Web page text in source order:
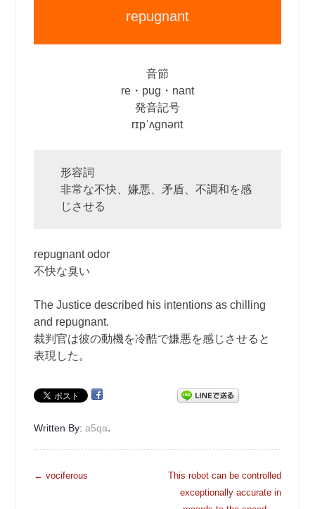
repugnant
音節
re・pug・nant
発音記号
rɪpˈʌgnənt
形容詞
非常な不快、嫌悪、矛盾、不調和を感
じさせる
repugnant odor
不快な臭い
The Justice described his intentions as chilling
and repugnant.
裁判官は彼の動機を冷酷で嫌悪を感じさせると
表現した。
Written By:a5qa.
投
← vociferous
This robot can be controlled
exceptionally accurate in